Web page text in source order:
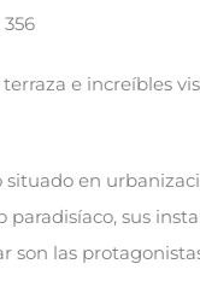
356
e increíbles
en
paradisíaco, sus
son las